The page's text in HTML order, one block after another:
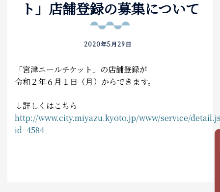
観る・遊ぶ
体験・ツアー
食べる
泊まる
お土産
ト」店舗登録の募集について
2020年5月29日
「宮津エールチケット」の店舗登録が
令和２年６月１日（月）からできます。
↓詳しくはこちら
http://www.city.miyazu.kyoto.jp/www/service/
id=4584